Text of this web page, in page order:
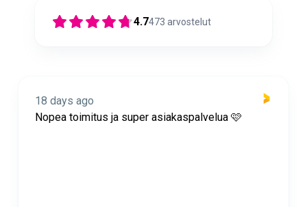
4.7473 arvostelut
18 days ago
Nopea toimitus ja super asiakaspalvelua 🩷